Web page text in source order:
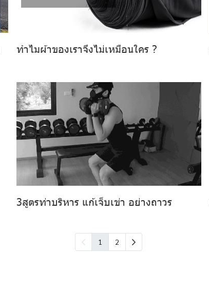
ทำไมผ้าของเราจึงไม่เหมือนใคร ?
3สูตรท่าบริหาร แก้เจ็บเข่า อย่างถาวร
1 2